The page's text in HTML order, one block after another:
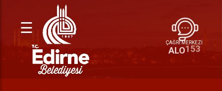
☰
ÇAĞRI MERKEZİ
ALO 153